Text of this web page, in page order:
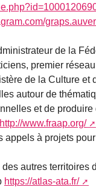
de la
premier
de la Culture et
autour de
et de
http://www.fraap.org/
appels à projets
des autres territoires
https://atlas-ata.fr/